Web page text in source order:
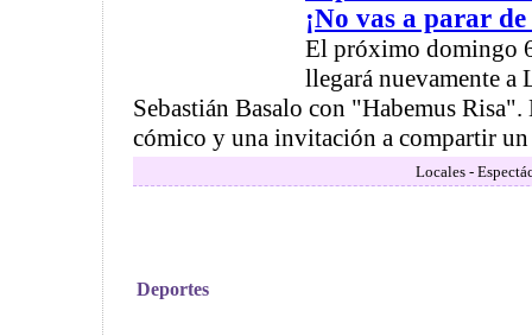
¡No vas a parar
El próximo domingo
llegará nuevamente
Sebastián Basalo con "Habemus Risa".
cómico y una invitación a compartir un
Locales -
Deportes